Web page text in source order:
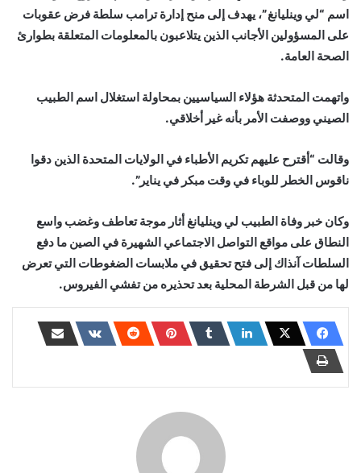
اسم “لي وينليانغ”، يهدف إلى منح إدارة ترامب سلطة فرض عقوبات
على المسؤولين الأجانب الذين يتلاعبون بالمعلومات المتعلقة بطوارئ
الصحة العامة.
واتهمت المتحدثة هؤلاء السياسيين بمحاولة استغلال اسم الطبيب
الصيني ووصفت الأمر بأنه غير أخلاقي.
وقالت “أقترح عليهم تكريم الأطباء في الولايات المتحدة الذين دقوا
ناقوس الخطر للوباء في وقت مبكر في يناير”.
وكان خبر وفاة الطبيب لي وينليانغ أثار موجة تعاطف وغضب واسع
النطاق على مواقع التواصل الاجتماعي الشهيرة في الصين ما دفع
السلطات آنذاك إلى فتح تحقيق في ملابسات الضغوطات التي تعرض
لها من قبل الشرطة المحلية بعد تحذيره من تفشي الفيروس.